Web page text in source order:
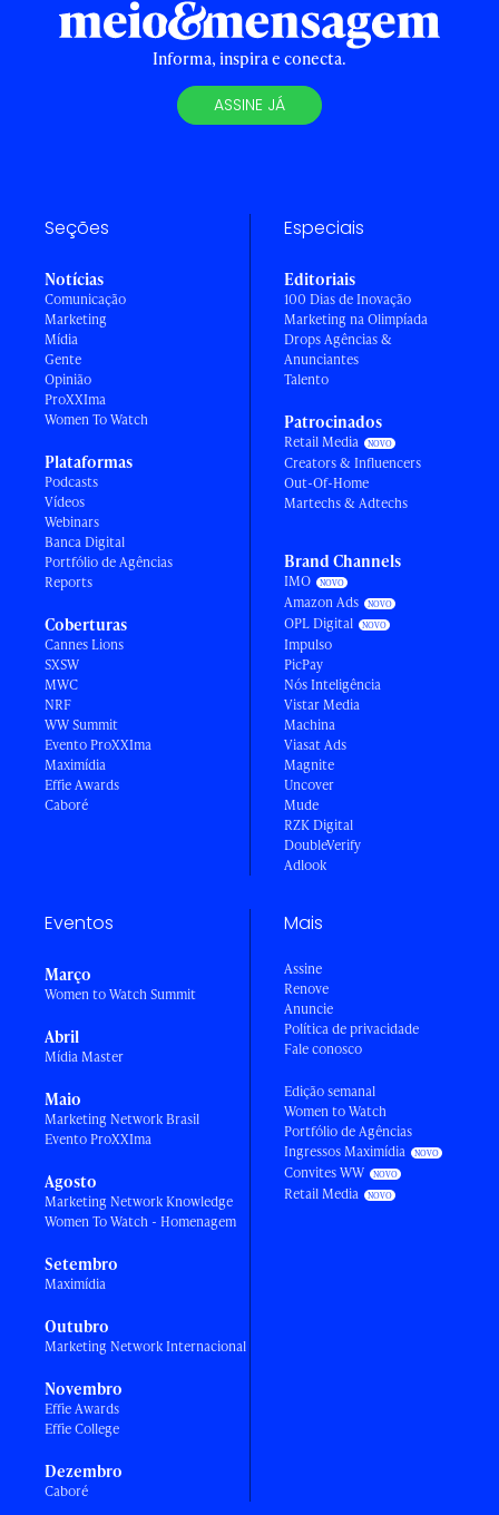
Informa, inspira e conecta.
ASSINE JÁ
Seções
Notícias
Comunicação
Marketing
Mídia
Gente
Opinião
ProXXIma
Women To Watch
Plataformas
Podcasts
Vídeos
Webinars
Banca Digital
Portfólio de Agências
Reports
Coberturas
Cannes Lions
SXSW
MWC
NRF
WW Summit
Evento ProXXIma
Maximídia
Effie Awards
Caboré
Especiais
Editoriais
100 Dias de Inovação
Marketing na Olimpíada
Drops Agências &
Anunciantes
Talento
Patrocinados
Retail Media
Creators & Influencers
Out-Of-Home
Martechs & Adtechs
Brand Channels
IMO
Amazon Ads
OPL Digital
Impulso
PicPay
Nós Inteligência
Vistar Media
Machina
Viasat Ads
Magnite
Uncover
Mude
RZK Digital
DoubleVerify
Adlook
Eventos
Março
Women to Watch Summit
Abril
Mídia Master
Maio
Marketing Network Brasil
Evento ProXXIma
Agosto
Marketing Network Knowledge
Women To Watch - Homenagem
Setembro
Maximídia
Outubro
Marketing Network Internacional
Novembro
Effie Awards
Effie College
Dezembro
Caboré
Mais
Assine
Renove
Anuncie
Política de privacidade
Fale conosco
Edição semanal
Women to Watch
Portfólio de Agências
Ingressos Maximídia
Convites WW
Retail Media